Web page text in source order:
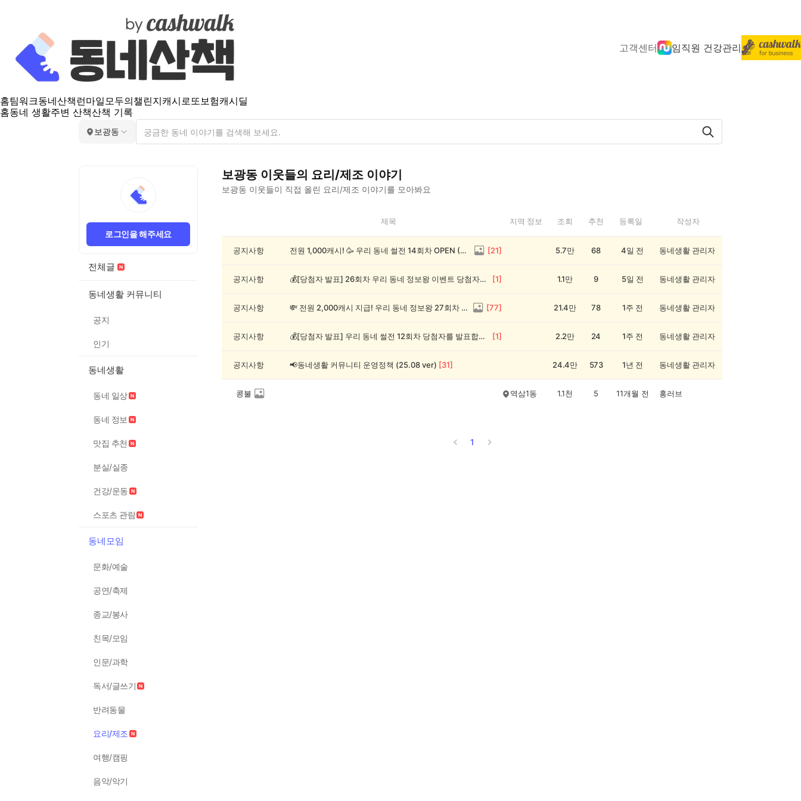
고객센터 임직원 건강관리
홈팀워크동네산책 런마일모두의챌린지캐시로또보험캐시딜
홈동네 생활주변 산책산책 기록
보광동
로그인을 해주세요
전체글
동네생활 커뮤니티
공지
인기
동네생활
동네 일상
동네 정보
맛집 추천
분실/실종
건강/운동
스포츠 관람
동네모임
문화/예술
공연/축제
종교/봉사
친목/모임
인문/과학
독서/글쓰기
반려동물
요리/제조
여행/캠핑
음악/악기
보광동 이웃들의 요리/제조 이야기
보광동 이웃들이 직접 올린 요리/제조 이야기를 모아봐요
동
제목 지역 정보 조회 추천 등록일 작성자
공지사항 전원 1,000캐시! 🥳 우리 동네 썰전 14회차 OPEN (~8/17) [21] 5.7만 68 4일 전 동네생활 관리자
공지사항 💰[당첨자 발표] 26회차 우리 동네 정보왕 이벤트 당첨자를 발표합니다! [1] 1.1만 9 5일 전 동네생활 관리자
공지사항 💸 전원 2,000캐시 지급! 우리 동네 정보왕 27회차 (~8/10) [77] 21.4만 78 1주 전 동네생활 관리자
공지사항 💰[당첨자 발표] 우리 동네 썰전 12회차 당첨자를 발표합니다! [1] 2.2만 24 1주 전 동네생활 관리자
공지사항 📢동네생활 커뮤니티 운영정책 (25.08 ver) [31] 24.4만 573 1년 전 동네생활 관리자
콩불 역삼1동 1.1천 5 11개월 전 홍러브
1